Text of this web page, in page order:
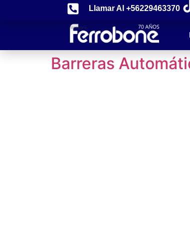
Llamar Al +56229463370
Barreras